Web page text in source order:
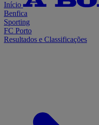
Início
Benfica
Sporting
FC Porto
Resultados e Classificações